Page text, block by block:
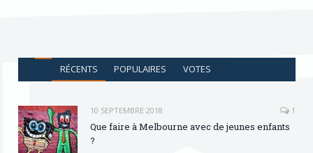
RÉCENTS POPULAIRES VOTES
10 SEPTEMBRE 2018 1
Que faire à Melbourne avec de jeunes enfants
?